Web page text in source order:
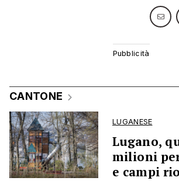
CANTONE
LUGANESE
Lugano,
milioni
e campi